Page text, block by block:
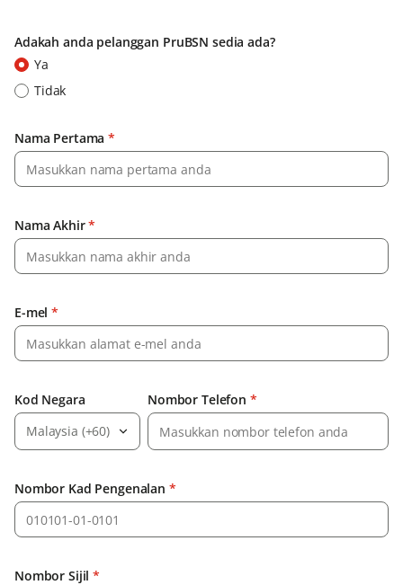
Adakah anda pelanggan PruBSN sedia ada?
Ya
Tidak
Nama Pertama *
Nama Akhir*
E-mel *
Kod Negara
Malaysia (+60)
Nombor Telefon *
Nombor Kad Pengenalan *
Nombor Sijil *